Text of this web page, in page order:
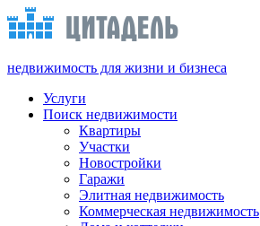
недвижимость для жизни и бизнеса
Услуги
Поиск недвижимости
Квартиры
Участки
Новостройки
Гаражи
Элитная недвижимость
Коммерческая недвижимость